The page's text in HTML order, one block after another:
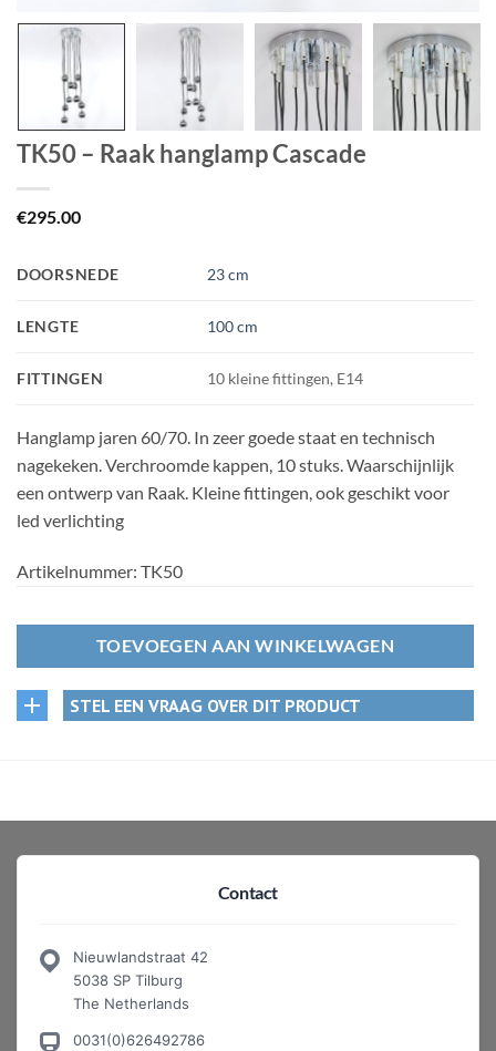
TK50 – Raak hanglamp Cascade
€295.00
DOORSNEDE 23 cm
LENGTE 100 cm
FITTINGEN 10 kleine fittingen, E14
Hanglamp jaren 60/70. In zeer goede staat en technisch
nagekeken. Verchroomde kappen, 10 stuks. Waarschijnlijk
een ontwerp van Raak. Kleine fittingen, ook geschikt voor
led verlichting
Artikelnummer: TK50
TOEVOEGEN AAN WINKELWAGEN
STEL EEN VRAAG OVER DIT PRODUCT
Contact
Nieuwlandstraat 42
5038 SP Tilburg
The Netherlands
0031(0)626492786